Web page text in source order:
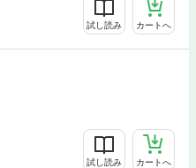
試し読み カートへ
試し読み カートへ